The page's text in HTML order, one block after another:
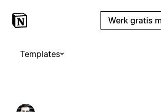
Werk gratis
Templates